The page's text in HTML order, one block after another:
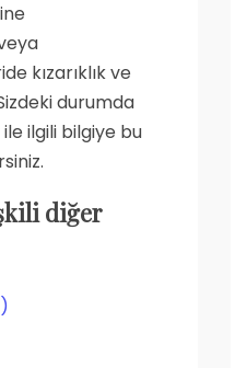
kızarıklık ve
durumda
ilgili bilgiye bu
diğer